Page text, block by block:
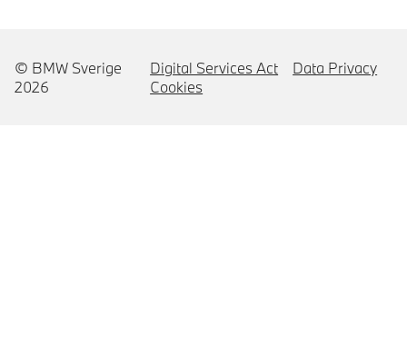
© BMW Sverige
2026
Digital Services Act
Data Privacy
Cookies